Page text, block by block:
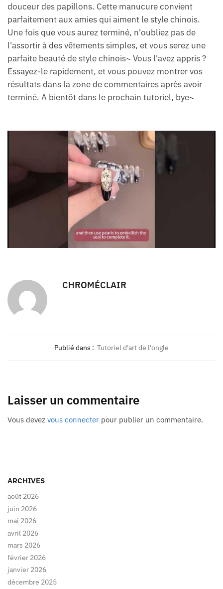
douceur des papillons. Cette manucure convient
parfaitement aux amies qui aiment le style chinois.
Une fois que vous aurez terminé, n'oubliez pas de
l'assortir à des vêtements simples, et vous serez une
parfaite beauté de style chinois~ Vous l'avez appris ?
Essayez-le rapidement, et vous pouvez montrer vos
résultats dans la zone de commentaires après avoir
terminé. A bientôt dans le prochain tutoriel, bye~
CHROMÉCLAIR
Publié dans : Tutoriel d'art de l'ongle
Laisser un commentaire
Vous devez vous connecter pour publier un commentaire.
ARCHIVES
août 2026
juin 2026
mai 2026
avril 2026
mars 2026
février 2026
janvier 2026
décembre 2025